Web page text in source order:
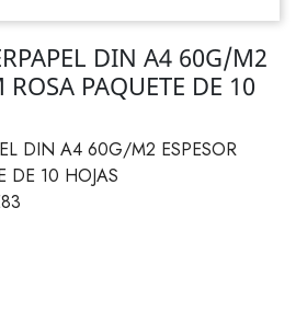
DIN A4 60G/M2
ROSA PAQUETE DE 10
DIN A4 60G/M2 ESPESOR
DE 10 HOJAS